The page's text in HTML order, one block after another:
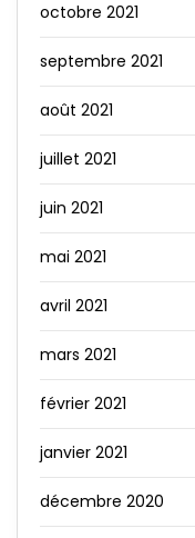
octobre 2021
septembre 2021
août 2021
juillet 2021
juin 2021
mai 2021
avril 2021
mars 2021
février 2021
janvier 2021
décembre 2020